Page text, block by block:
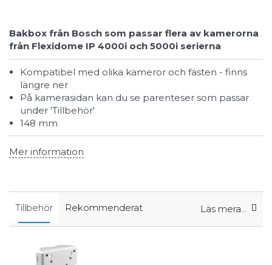
Bakbox från Bosch som passar flera av kamerorna
från Flexidome IP 4000i och 5000i serierna
Kompatibel med olika kameror och fästen - finns
längre ner
På kamerasidan kan du se parenteser som passar
under 'Tillbehör'
148 mm
Mer information
Läs mera…
Tillbehör Rekommenderat